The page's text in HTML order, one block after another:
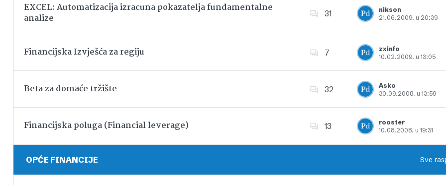
EXCEL: Automatizacija izracuna pokazatelja fundamentalne
analize
31
nikson
21.06.2009. u 20:39
Financijska Izvješća za regiju 7
zxinfo
10.02.2009. u 13:05
Dodajte u favorite
Beta za domaće tržište 32
Asko
30.09.2008. u 13:59
Dodajte u favorite
Financijska poluga (Financial leverage) 13
rooster
10.08.2008. u 19:31
Dodajte u favorite
OPĆE FINANCIJE Sve